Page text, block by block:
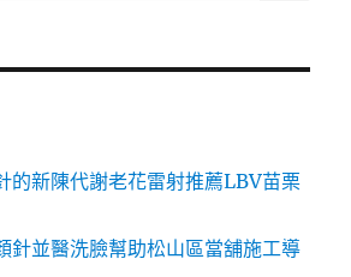
的新陳代謝老花雷射推薦LBV苗栗
針並醫洗臉幫助松山區當舖施工導